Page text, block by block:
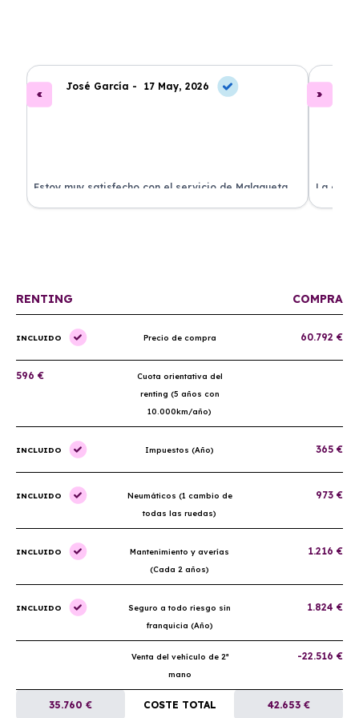
José García - 17 May, 2026
Estoy muy satisfecho con el servicio de Malagueta
Renting. El coche llegó en perfectas condiciones y el
La
ha
RENTING COMPRA
INCLUIDO Precio de compra 60.792 €
596 €
Cuota orientativa del
renting (5 años con
10.000km/año)
INCLUIDO Impuestos (Año) 365 €
INCLUIDO
Neumáticos (1 cambio de
todas las ruedas)
973 €
INCLUIDO
Mantenimiento y averías
(Cada 2 años)
1.216 €
INCLUIDO
Seguro a todo riesgo sin
franquicia (Año)
1.824 €
Venta del vehículo de 2ª
mano
-22.516 €
35.760 € COSTE TOTAL 42.653 €